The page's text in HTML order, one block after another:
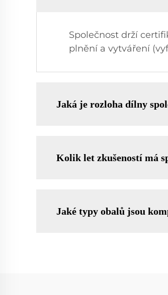
Společnost drží
plnění a vytváření
Jaká je rozloha dílny
Kolik let zkušeností má
Jaké typy obalů jsou